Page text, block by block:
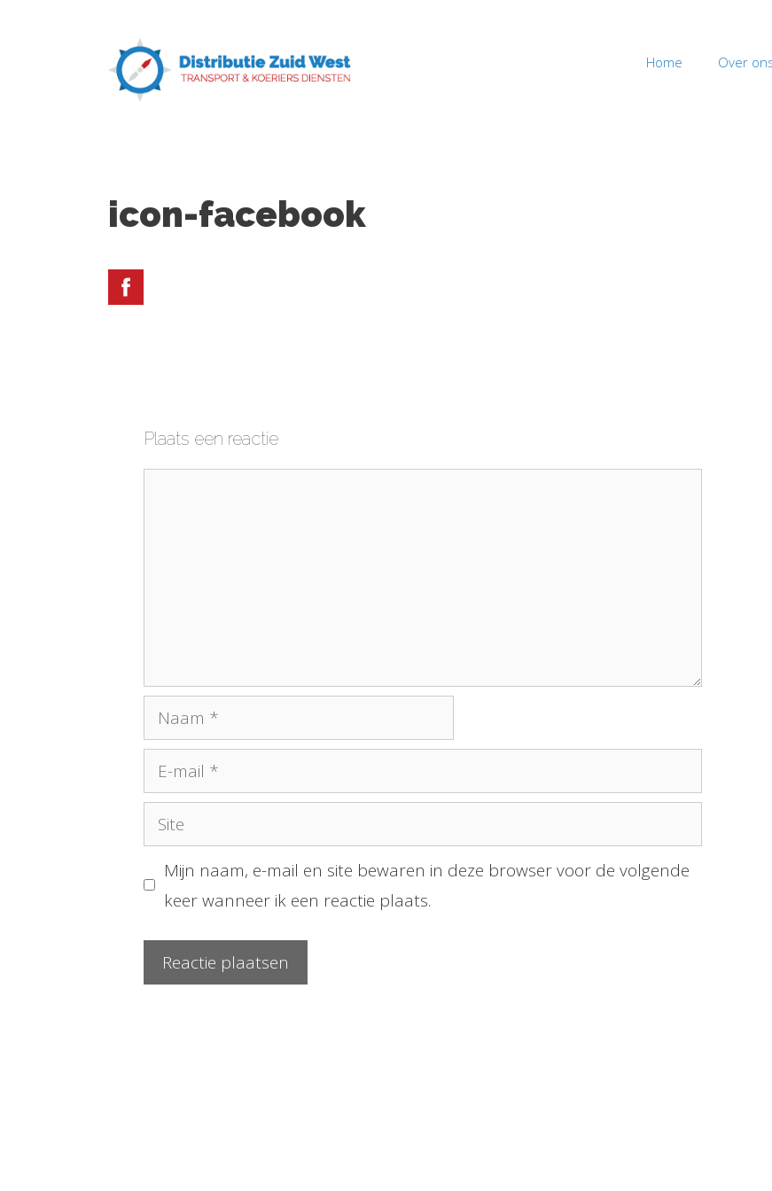
Home Over
icon-facebook
Plaats een reactie
Naam
mail
Site
Mijn naam, e-mail en site bewaren in deze browser voor de volgende
keer wanneer ik een reactie plaats.